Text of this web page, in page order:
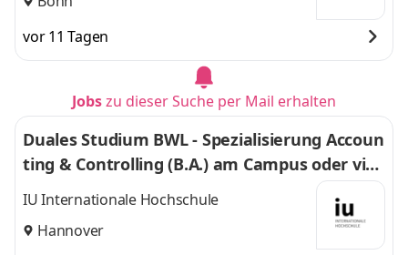
vor 11 Tagen
Jobszu dieser Suche per Mail erhalten
Duales Studium BWL - Spezialisierung Accoun
ting & Controlling (B.A.) am Campus oder virt
uell
IU Internationale Hochschule
Hannover